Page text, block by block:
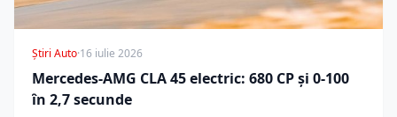
Știri Auto·16 iulie 2026
Mercedes-AMG CLA 45 electric: 680 CP și 0-100
în 2,7 secunde